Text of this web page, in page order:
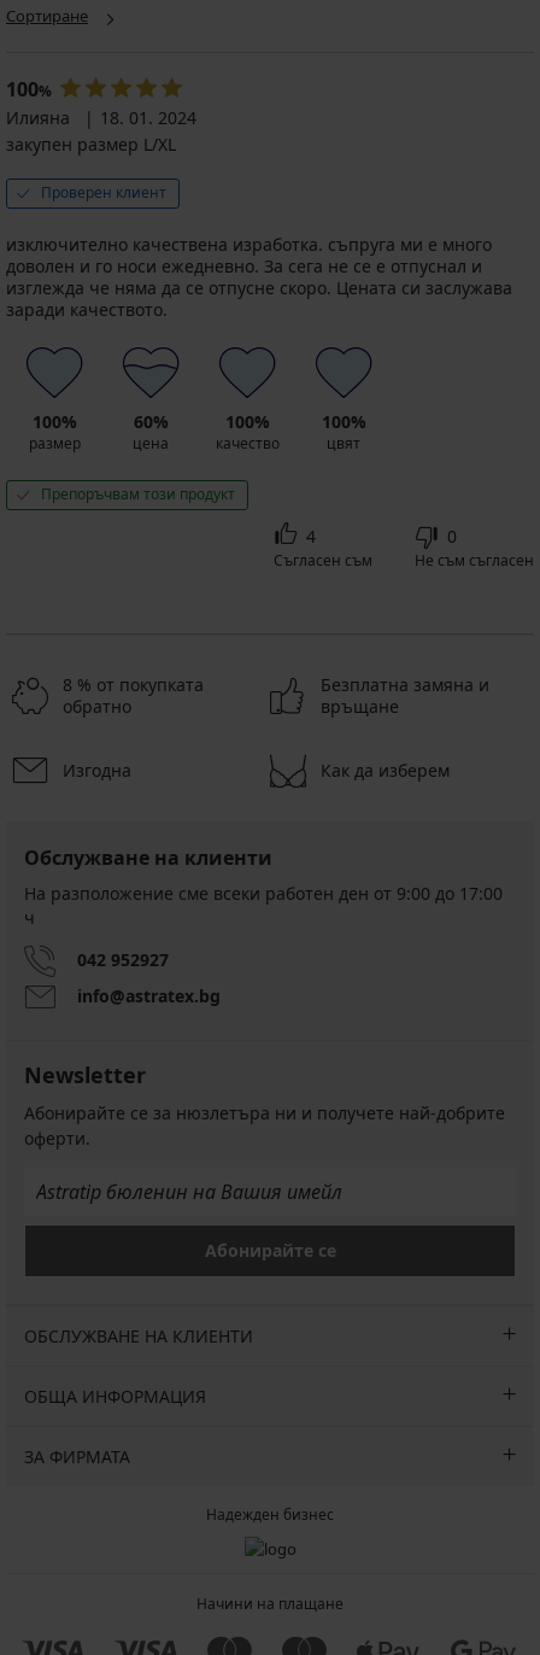
A
€
(56,70
лв.)
A
€
(56,70
лв.)
Сортиране
100%
Илияна
18. 01. 2024
закупен размер L/XL
Проверен клиент
изключително качествена изработка. съпруга ми е много
доволен и го носи ежедневно. За сега не се е отпуснал и
изглежда че няма да се отпусне скоро. Цената си заслужава
заради качеството.
100%
размер
60%
цена
100%
качество
100%
цвят
Препоръчвам този продукт
4
Съгласен съм
0
Не съм съгласен
8 % от покупката
обратно
Безплатна замяна и
връщане
Изгодна Как да изберем
Обслужване на клиенти
На разположение сме всеки работен ден от 9:00 до 17:00
ч
042 952927
info@astratex.bg
Newsletter
Абонирайте се за нюзлетъра ни и получете най-добрите
оферти.
Абонирайте се
ОБСЛУЖВАНЕ НА КЛИЕНТИ
ОБЩА ИНФОРМАЦИЯ
ЗА ФИРМАТА
Надежден бизнес
Начини на плащане